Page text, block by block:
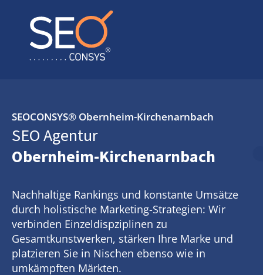
SEOCONSYS® Obernheim-Kirchenarnbach
SEO Agentur
Obernheim-Kirchenarnbach
Nachhaltige Rankings und konstante Umsätze
durch holistische Marketing-Strategien: Wir
verbinden Einzeldispziplinen zu
Gesamtkunstwerken, stärken Ihre Marke und
platzieren Sie in Nischen ebenso wie in
umkämpften Märkten.